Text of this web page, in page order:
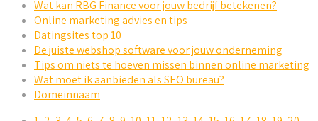
Wat kan RBG Finance voor jouw bedrijf betekenen?
Online marketing advies en tips
Datingsites top 10
De juiste webshop software voor jouw onderneming
Tips om niets te hoeven missen binnen online marketing
Wat moet ik aanbieden als SEO bureau?
Domeinnaam